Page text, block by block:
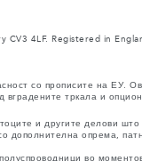
CV3 4LF. Registered in
со прописите на
вградените тркала и
и другите делови
дополнителна опрема,
во